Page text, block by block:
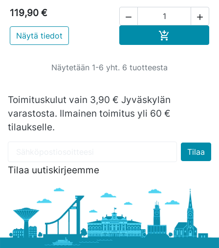
119,90 €
Näytä tiedot
 

Näytetään 1-6 yht. 6 tuotteesta
Toimituskulut vain 3,90 € Jyväskylän
varastosta. Ilmainen toimitus yli 60 €
tilaukselle.
Tilaa uutiskirjeemme